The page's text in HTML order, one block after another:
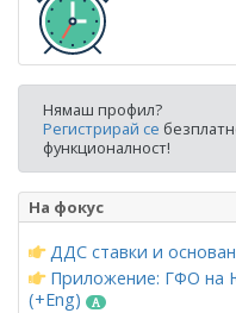
Нямаш профил?
Регистрирай се
функционалност!
На фокус
ДДС ставки и
Приложение: ГФО на
(+Eng)